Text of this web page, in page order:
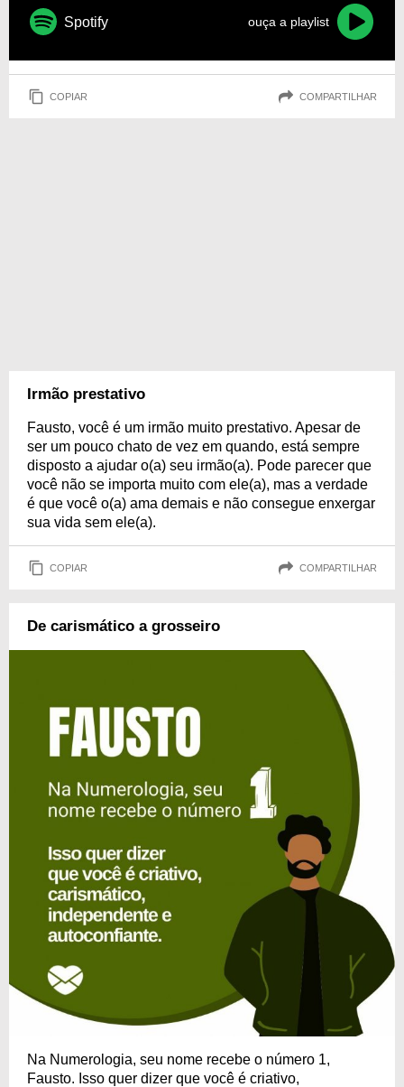
Spotify ouça a playlist
COPIAR COMPARTILHAR
Irmão prestativo
Fausto, você é um irmão muito prestativo. Apesar de
ser um pouco chato de vez em quando, está sempre
disposto a ajudar o(a) seu irmão(a). Pode parecer que
você não se importa muito com ele(a), mas a verdade
é que você o(a) ama demais e não consegue enxergar
sua vida sem ele(a).
COPIAR COMPARTILHAR
De carismático a grosseiro
Na Numerologia, seu nome recebe o número 1,
Fausto. Isso quer dizer que você é criativo,